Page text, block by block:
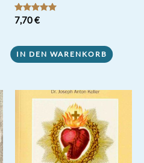
Bewertet mit
5.00
7,70€
IN DEN WARENKORB